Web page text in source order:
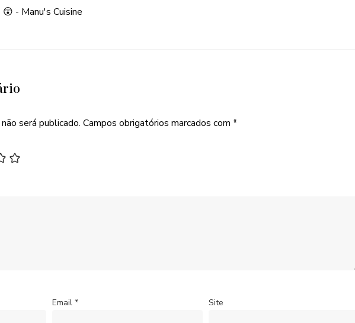
- Manu's Cuisine
será publicado. Campos obrigatórios marcados com *
Email* Site